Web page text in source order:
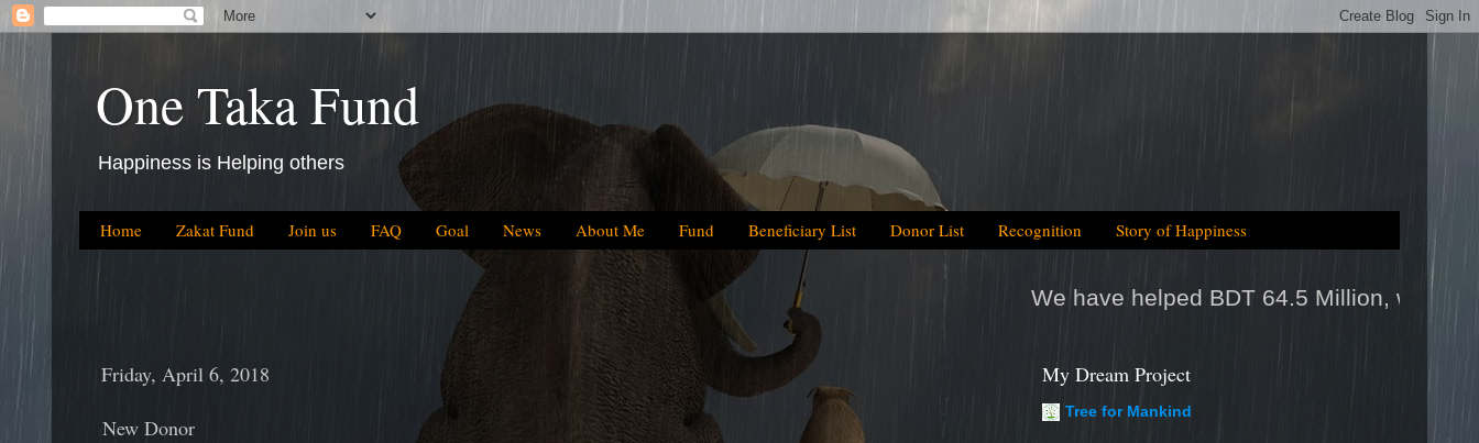
One Taka Fund
Happiness is Helping others
Home Zakat Fund Join us FAQ Goal News About Me Fund Beneficiary List Donor List Recognition Story of Happiness
We have helped BDT 64.5 Million, which is equal to 2025tk
Friday, April 6, 2018
New Donor
My Dream Project
Tree for Mankind